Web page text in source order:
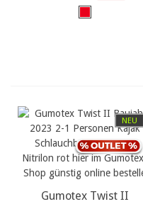
NEU
Gumotex Twist II